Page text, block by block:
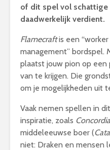
of dit spel vol
daadwerkelijk verdient.
Flamecraftis een “worker
management” bordspel.
plaatst jouw pion op
van te krijgen. Die
om je mogelijkheden uit
Vaak nemen spellen in
inspiratie, zoals Concordia
middeleeuwse boer (
niet: Draken en mensen